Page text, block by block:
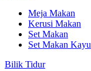
Meja Makan
Kerusi Makan
Set Makan
Set Makan Kayu
Bilik Tidur